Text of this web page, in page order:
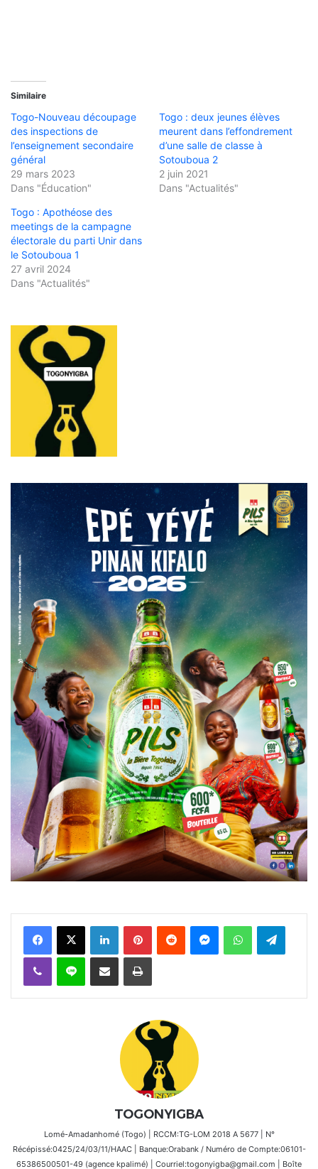
Similaire
Togo-Nouveau découpage
des inspections de
l’enseignement secondaire
général
29 mars 2023
Dans "Éducation"
Togo : deux jeunes élèves
meurent dans l’effondrement
d’une salle de classe à
Sotouboua 2
2 juin 2021
Dans "Actualités"
Togo : Apothéose des
meetings de la campagne
électorale du parti Unir dans
le Sotouboua 1
27 avril 2024
Dans "Actualités"
FacebookX Linkedin PinterestReddit MessengerWhatsAppTelegram
Viber Ligne Partager par email Imprimer
TOGONYIGBA
Lomé-Amadanhomé (Togo) | RCCM:TG-LOM 2018 A 5677 | N°
Récépissé:0425/24/03/11/HAAC | Banque:Orabank / Numéro de Compte:06101-
65386500501-49 (agence kpalimé) | Courriel:togonyigba@gmail.com | Boîte